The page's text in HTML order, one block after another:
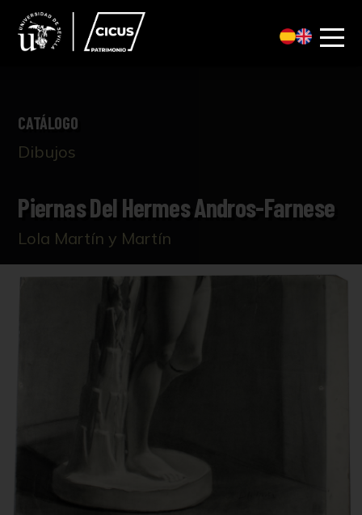
CATÁLOGO
Dibujos
Piernas Del Hermes Andros-Farnese
Lola Martín y Martín